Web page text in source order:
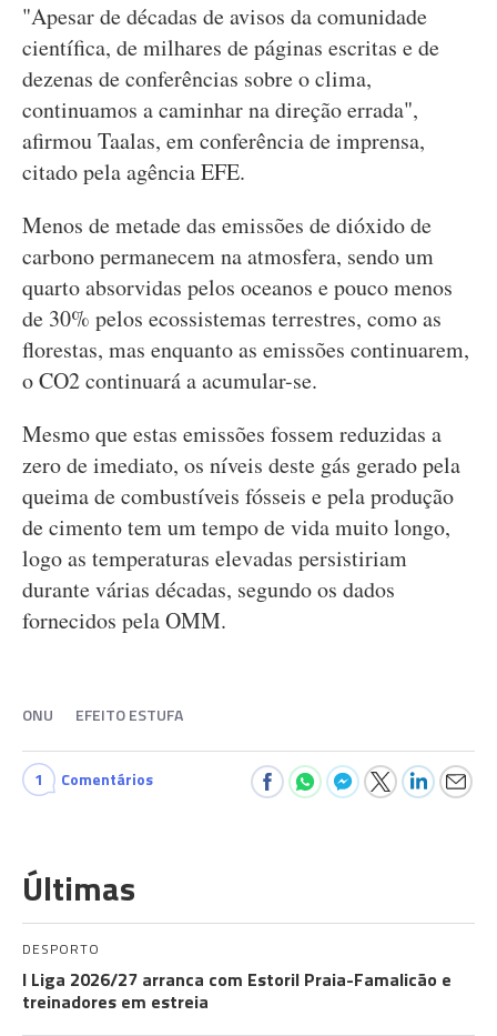
"Apesar de décadas de avisos da comunidade
científica, de milhares de páginas escritas e de
dezenas de conferências sobre o clima,
continuamos a caminhar na direção errada",
afirmou Taalas, em conferência de imprensa,
citado pela agência EFE.
Menos de metade das emissões de dióxido de
carbono permanecem na atmosfera, sendo um
quarto absorvidas pelos oceanos e pouco menos
de 30% pelos ecossistemas terrestres, como as
florestas, mas enquanto as emissões continuarem,
o CO2 continuará a acumular-se.
Mesmo que estas emissões fossem reduzidas a
zero de imediato, os níveis deste gás gerado pela
queima de combustíveis fósseis e pela produção
de cimento tem um tempo de vida muito longo,
logo as temperaturas elevadas persistiriam
durante várias décadas, segundo os dados
fornecidos pela OMM.
ONU EFEITO ESTUFA
1 Comentários
Últimas
DESPORTO
I Liga 2026/27 arranca com Estoril Praia-Famalicão e
treinadores em estreia